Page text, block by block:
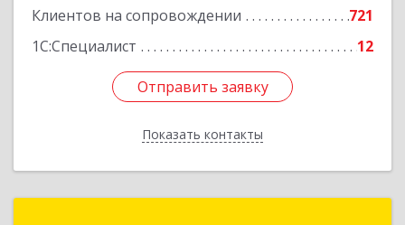
Клиентов на сопровождении
721
1С:Специалист
12
Отправить заявку
Показать контакты
Отправить заявку
Назад